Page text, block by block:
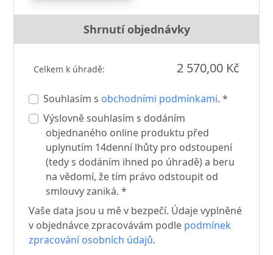
Shrnutí objednávky
Celkem k úhradě: 2 570,00 Kč
Souhlasím s obchodními podmínkami. *
Výslovně souhlasím s dodáním
objednaného online produktu před
uplynutím 14denní lhůty pro odstoupení
(tedy s dodáním ihned po úhradě) a beru
na vědomí, že tím právo odstoupit od
smlouvy zaniká. *
Vaše data jsou u mě v bezpečí. Údaje vyplněné
v objednávce zpracovávám podle podmínek
zpracování osobních údajů.